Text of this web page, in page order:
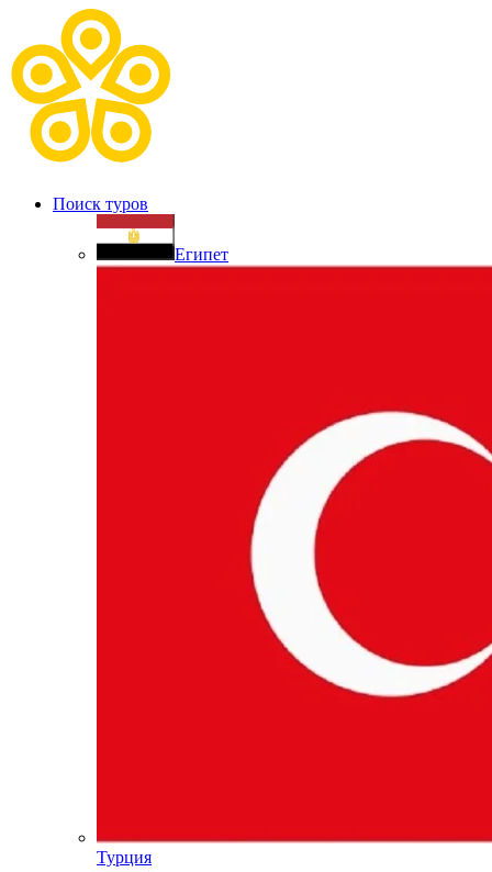
Поиск туров
Египет
Турция